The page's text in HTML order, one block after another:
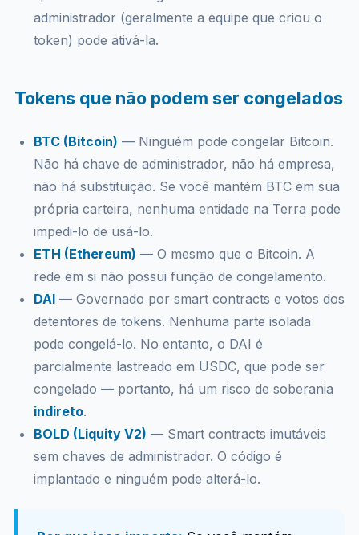
administrador (geralmente a equipe que criou o
token) pode ativá-la.
Tokens que não podem ser congelados
BTC (Bitcoin) — Ninguém pode congelar Bitcoin.
Não há chave de administrador, não há empresa,
não há substituição. Se você mantém BTC em sua
própria carteira, nenhuma entidade na Terra pode
impedi-lo de usá-lo.
ETH (Ethereum) — O mesmo que o Bitcoin. A
rede em si não possui função de congelamento.
DAI— Governado por smart contracts e votos dos
detentores de tokens. Nenhuma parte isolada
pode congelá-lo. No entanto, o DAI é
parcialmente lastreado em USDC, que pode ser
congelado — portanto, há um risco de soberania
indireto.
BOLD (Liquity V2) — Smart contracts imutáveis
sem chaves de administrador. O código é
implantado e ninguém pode alterá-lo.